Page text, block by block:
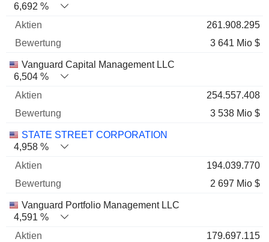
6,692 %
261.908.295
3 641 Mio $
Vanguard Capital Management LLC
6,504 %
254.557.408
3 538 Mio $
STATE STREET CORPORATION
4,958 %
194.039.770
2 697 Mio $
Vanguard Portfolio Management LLC
4,591 %
179.697.115